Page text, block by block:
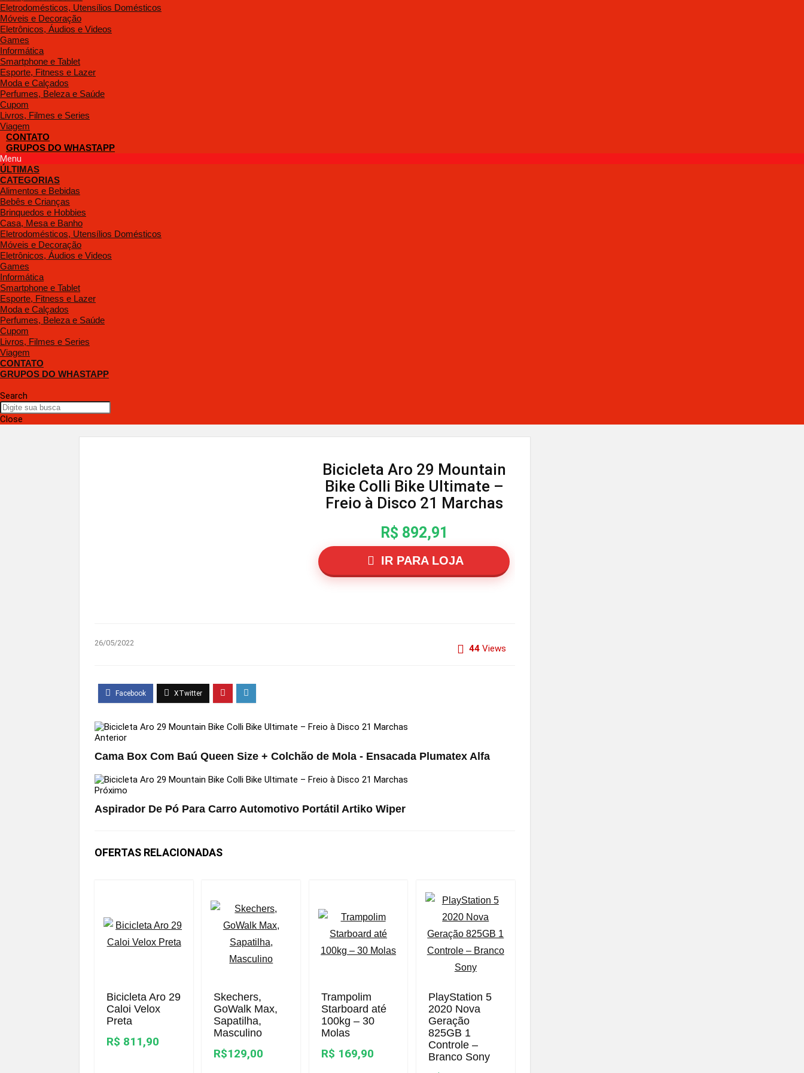
Eletrodomésticos, Utensílios Domésticos
Móveis e Decoração
Eletrônicos, Áudios e Videos
Games
Informática
Smartphone e Tablet
Esporte, Fitness e Lazer
Moda e Calçados
Perfumes, Beleza e Saúde
Cupom
Livros, Filmes e Series
Viagem
CONTATO
GRUPOS DO WHASTAPP
Menu
ÚLTIMAS
CATEGORIAS
Alimentos e Bebidas
Bebês e Crianças
Brinquedos e Hobbies
Casa, Mesa e Banho
Eletrodomésticos, Utensílios Domésticos
Móveis e Decoração
Eletrônicos, Áudios e Videos
Games
Informática
Smartphone e Tablet
Esporte, Fitness e Lazer
Moda e Calçados
Perfumes, Beleza e Saúde
Cupom
Livros, Filmes e Series
Viagem
CONTATO
GRUPOS DO WHASTAPP
Search
Close
Bicicleta Aro 29 Mountain
Bike Colli Bike Ultimate –
Freio à Disco 21 Marchas
R$ 892,91
IR PARA LOJA
26/05/2022
44 Views
Anterior
Cama Box Com Baú Queen Size + Colchão de Mola - Ensacada Plumatex Alfa
Próximo
Aspirador De Pó Para Carro Automotivo Portátil Artiko Wiper
OFERTAS RELACIONADAS
Bicicleta Aro 29
Caloi Velox
Preta
R$ 811,90
Skechers,
GoWalk Max,
Sapatilha,
Masculino
R$129,00
Trampolim
Starboard até
100kg – 30
Molas
R$ 169,90
PlayStation 5
2020 Nova
Geração
825GB 1
Controle –
Branco Sony